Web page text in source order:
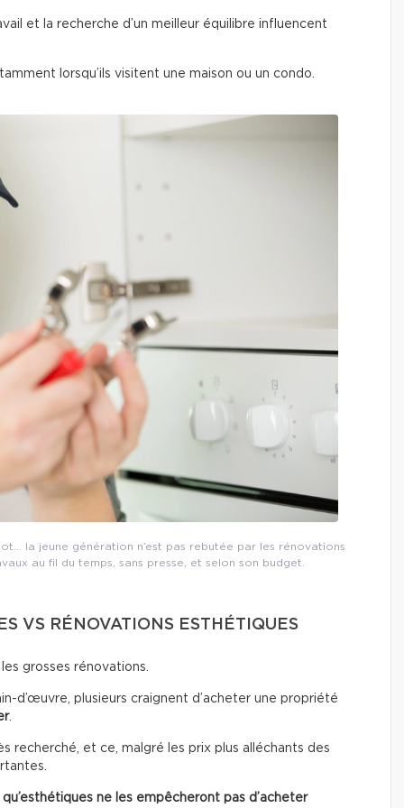
et la recherche d’un meilleur équilibre influencent
lorsqu’ils visitent une maison ou un condo.
la jeune génération n’est pas rebutée par les rénovations
au fil du temps, sans presse, et selon son budget.
VS RÉNOVATIONS ESTHÉTIQUES
grosses rénovations.
d’œuvre, plusieurs craignent d’acheter une propriété
.
recherché, et ce, malgré les prix plus alléchants des
ne les empêcheront pas d’acheter